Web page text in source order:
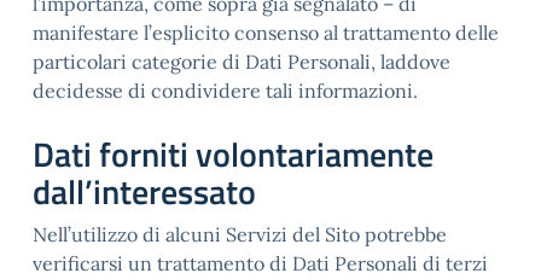
manifestare l’esplicito consenso al trattamento delle
particolari categorie di Dati Personali, laddove
decidesse di condividere tali informazioni.
Dati forniti volontariamente
dall’interessato
Nell’utilizzo di alcuni Servizi del Sito potrebbe
verificarsi un trattamento di Dati Personali di terzi